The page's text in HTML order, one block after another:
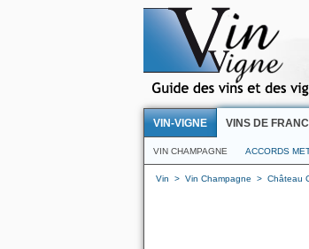
VIN-VIGNE VINS DE
VIN CHAMPAGNE ACCORDS
Vin > Vin Champagne > Château